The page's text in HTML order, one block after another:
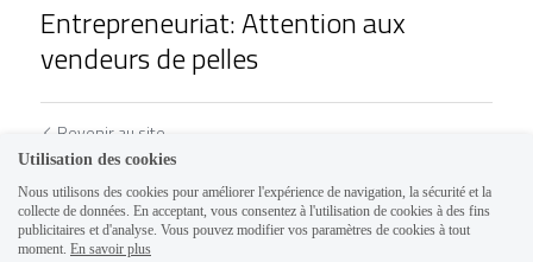
Entrepreneuriat: Attention aux
vendeurs de pelles
Revenir au site
Utilisation des cookies
Nous utilisons des cookies pour améliorer l'expérience de navigation, la sécurité et la
collecte de données. En acceptant, vous consentez à l'utilisation de cookies à des fins
publicitaires et d'analyse. Vous pouvez modifier vos paramètres de cookies à tout
moment. En savoir plus